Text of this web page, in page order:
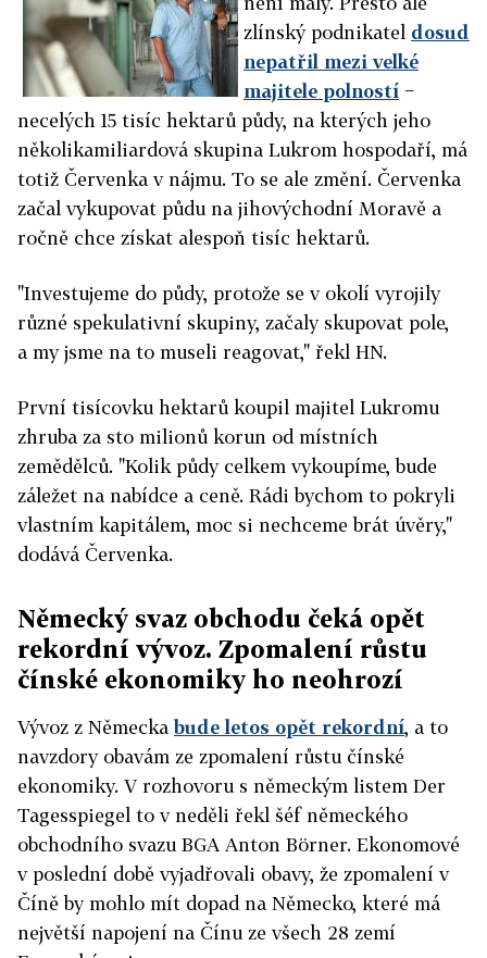
zlínský podnikatel dosud
nepatřil mezi velké
majitele polností −
necelých 15 tisíc hektarů půdy, na kterých jeho
několikamiliardová skupina Lukrom hospodaří, má
totiž Červenka v nájmu. To se ale změní. Červenka
začal vykupovat půdu na jihovýchodní Moravě a
ročně chce získat alespoň tisíc hektarů.
"Investujeme do půdy, protože se v okolí vyrojily
různé spekulativní skupiny, začaly skupovat pole,
a my jsme na to museli reagovat," řekl HN.
První tisícovku hektarů koupil majitel Lukromu
zhruba za sto milionů korun od místních
zemědělců. "Kolik půdy celkem vykoupíme, bude
záležet na nabídce a ceně. Rádi bychom to pokryli
vlastním kapitálem, moc si nechceme brát úvěry,"
dodává Červenka.
Německý svaz obchodu čeká opět
rekordní vývoz. Zpomalení růstu
čínské ekonomiky ho neohrozí
Vývoz z Německa bude letos opět rekordní, a to
navzdory obavám ze zpomalení růstu čínské
ekonomiky. V rozhovoru s německým listem Der
Tagesspiegel to v neděli řekl šéf německého
obchodního svazu BGA Anton Börner. Ekonomové
v poslední době vyjadřovali obavy, že zpomalení v
Číně by mohlo mít dopad na Německo, které má
největší napojení na Čínu ze všech 28 zemí